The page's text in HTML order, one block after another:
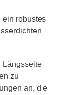
ein robustes
Längsseite
zu
an, die